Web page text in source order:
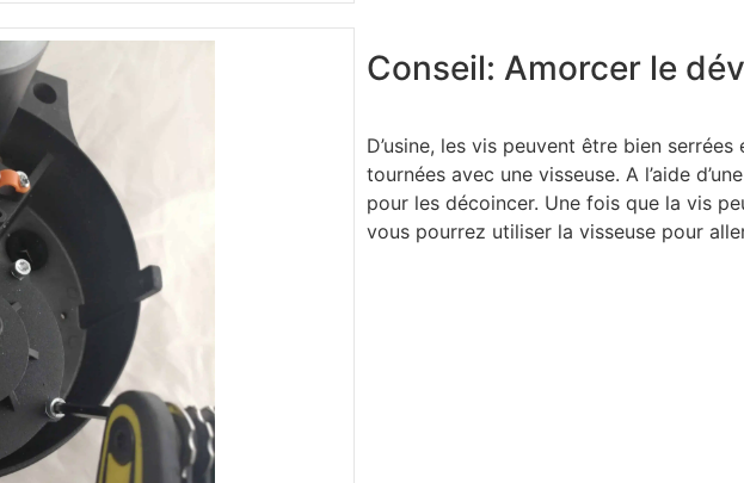
Conseil: Amorcer le
D’usine, les vis peuvent être bien
tournées avec une visseuse. A l’aide
pour les décoincer. Une fois que la vis
vous pourrez utiliser la visseuse pour